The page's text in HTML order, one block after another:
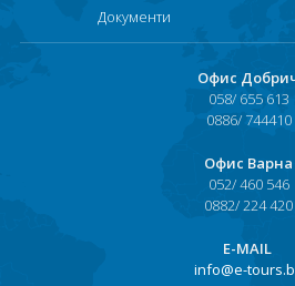
Документи
Офис
058/ 655 613
0886/ 744410
Офис Варна
052/ 460 546
0882/ 224 420
Е-MAIL
info@e-